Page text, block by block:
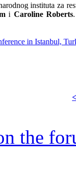
instituta za
i Caroline Roberts
in Istanbul,
the